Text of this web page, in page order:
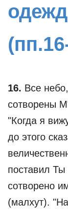
16. Все
сотворены
"Когда я
до этого
поставил
сотворено
(малхут).